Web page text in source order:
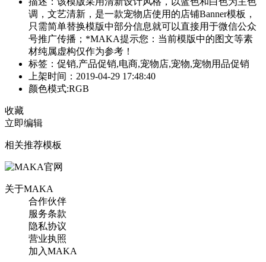
调，文艺清新，是一款宠物店使用的店铺Banner模板，
只需简单替换模版中部分信息就可以直接用于微信公众
号推广传播；*MAKA提示您：当前模版中的图文等素
材纯属虚构仅作为参考！
标签：促销,产品促销,电商,宠物店,宠物,宠物用品促销
上架时间：2019-04-29 17:48:40
颜色模式:RGB
收藏
立即编辑
相关推荐模板
关于MAKA
合作伙伴
服务条款
隐私协议
营业执照
加入MAKA